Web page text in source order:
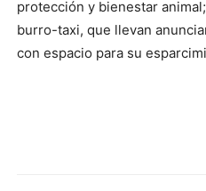
protección y bienestar
burro-taxi, que llevan
con espacio para su